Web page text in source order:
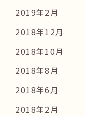
2019年2月
2018年12月
2018年10月
2018年8月
2018年6月
2018年2月